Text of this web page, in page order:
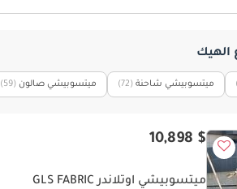
ميتسوبيشي شاحنة (72) ميتسوبيشي صالون (59)
$ 10,898
ميتسوبيشي آوتلاندر GLS FABRIC